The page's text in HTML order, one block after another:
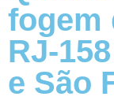
fogem
RJ-
e São